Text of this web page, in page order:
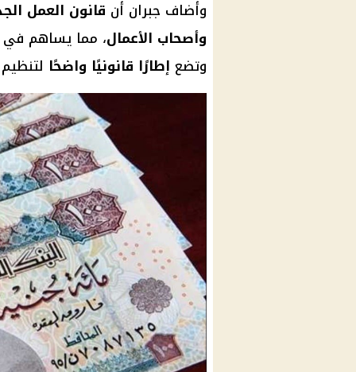
وأضاف جبران أن قانون العمل
وأصحاب الأعمال، مما يساهم في
وتضع إطارًا قانونيًا واضحًا